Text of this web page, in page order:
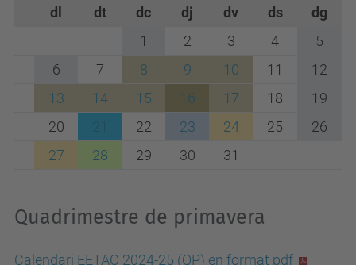
dl
dt dc dj dv ds
dg
1
2 3 4
5
6
7 8 9 10 11
12
13
14 15 16 17 18
19
20
22 23 24 25
26
27
28 29 30 31
Quadrimestre de primavera
Calendari EETAC 2024-25 (QP) en format pdf